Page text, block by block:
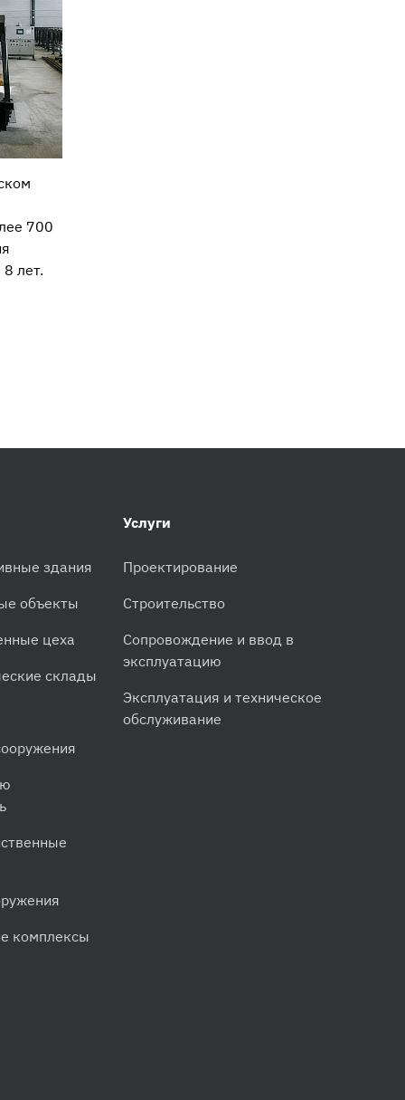
700
лет.
здания
объекты
цеха
склады
комплексы
Услуги
Проектирование
Строительство
Сопровождение и ввод в
эксплуатацию
Эксплуатация и техническое
обслуживание